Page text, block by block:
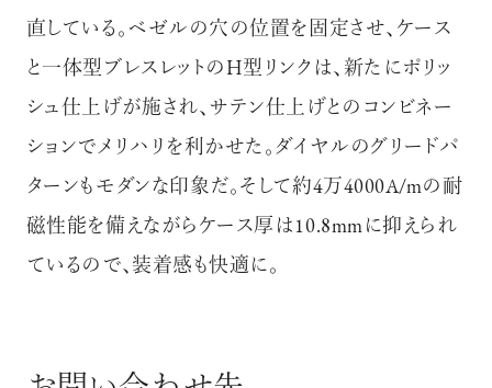
直している。ベゼルの穴の位置を固定させ、ケース
と一体型ブレスレットのH型リンクは、新たにポリッ
シュ仕上げが施され、サテン仕上げとのコンビネー
ションでメリハリを利かせた。ダイヤルのグリードパ
ターンもモダンな印象だ。そして約4万4000A/mの耐
磁性能を備えながらケース厚は10.8mmに抑えられ
ているので、装着感も快適に。